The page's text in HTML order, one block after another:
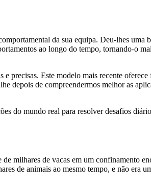
da sua equipa. Deu-lhes uma
ao longo do tempo, tornando-o
precisas. Este modelo mais recente
depois de compreendermos melhor as
do mundo real para resolver desafios
milhares de vacas em um confinamento
de animais ao mesmo tempo, e não era